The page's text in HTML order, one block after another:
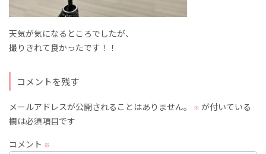
天気が気になるところでしたが、
撮りきれて良かったです！！
コメントを残す
メールアドレスが公開されることはありません。 ※ が付いている
欄は必須項目です
コメント ※